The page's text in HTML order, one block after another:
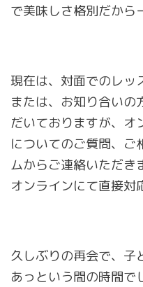
で美味しさ格別だから
現在は、対面でのレッ
または、お知り合いの
だいておりますが、オ
についてのご質問、ご
ムからご連絡いただき
オンラインにて直接対
久しぶりの再会で、子
あっという間の時間で